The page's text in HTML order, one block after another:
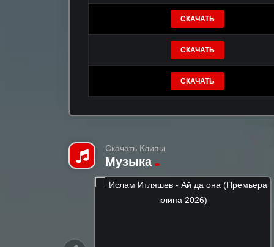
СКАЧАТЬ
СКАЧАТЬ
СКАЧАТЬ
Скачать Клипы
Музыка